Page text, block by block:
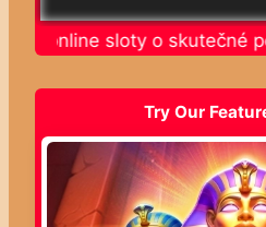
online sloty o skutečné
Try Our